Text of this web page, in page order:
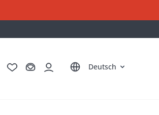
English
Français
Italiano
Nederlands
Deutsch